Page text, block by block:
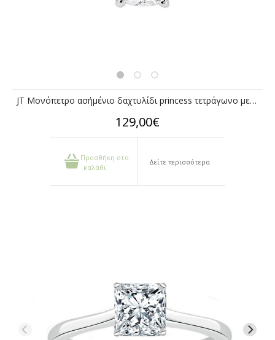
JT Μονόπετρο ασήμένιο δαχτυλίδι princess τετράγωνο με ζιργκόν
129,00€
Προσθήκη στο
καλάθι
Δείτε περισσότερα